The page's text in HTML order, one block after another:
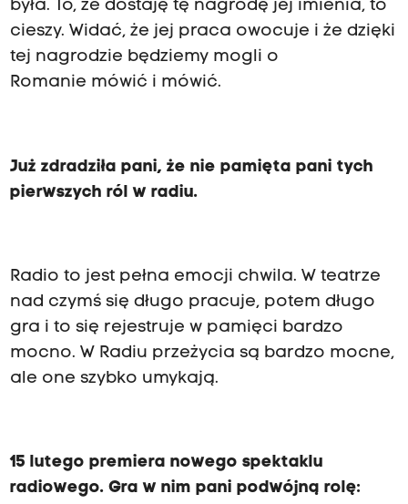
była. To, że dostaję tę nagrodę jej imienia, to
cieszy. Widać, że jej praca owocuje i że dzięki
tej nagrodzie będziemy mogli o
Romanie mówić i mówić.
Już zdradziła pani, że nie pamięta pani tych
pierwszych ról w radiu.
Radio to jest pełna emocji chwila. W teatrze
nad czymś się długo pracuje, potem długo
gra i to się rejestruje w pamięci bardzo
mocno. W Radiu przeżycia są bardzo mocne,
ale one szybko umykają.
15 lutego premiera nowego spektaklu
radiowego. Gra w nim pani podwójną rolę: